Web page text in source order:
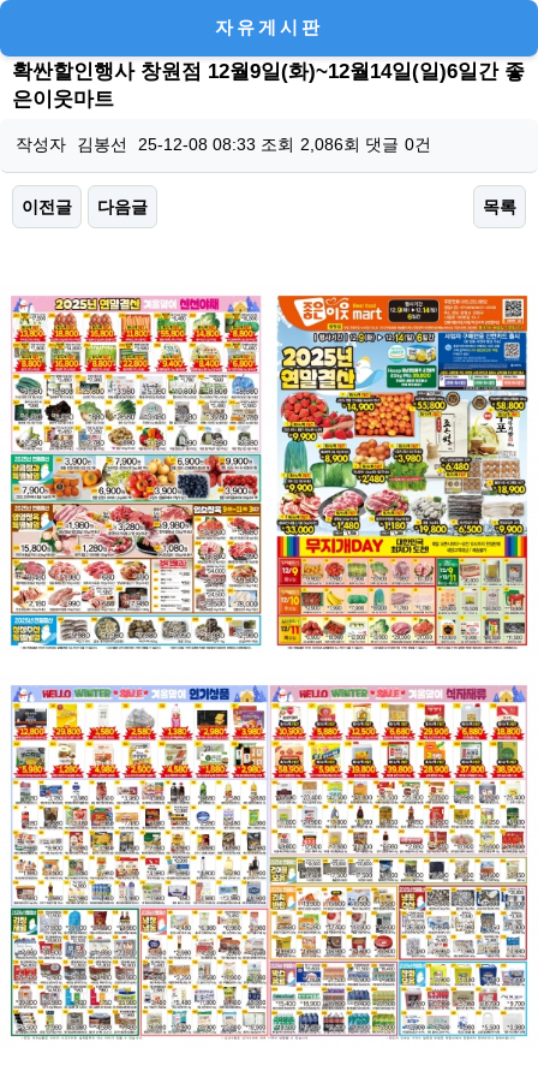
자유게시판
확싼할인행사 창원점 12월9일(화)~12월14일(일)6일간 좋
은이웃마트
작성자 김봉선 25-12-08 08:33 조회 2,086회 댓글 0건
이전글 다음글 목록
본문